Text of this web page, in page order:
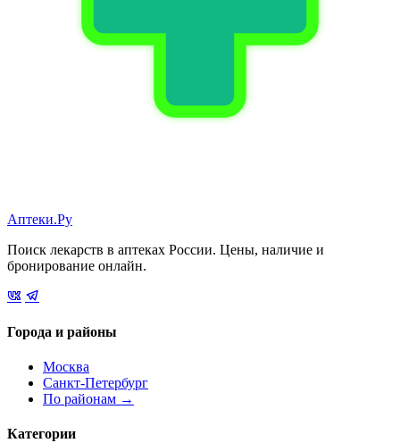
Аптеки.Ру
Поиск лекарств в аптеках России. Цены, наличие и
бронирование онлайн.
Города и районы
Москва
Санкт-Петербург
По районам →
Категории